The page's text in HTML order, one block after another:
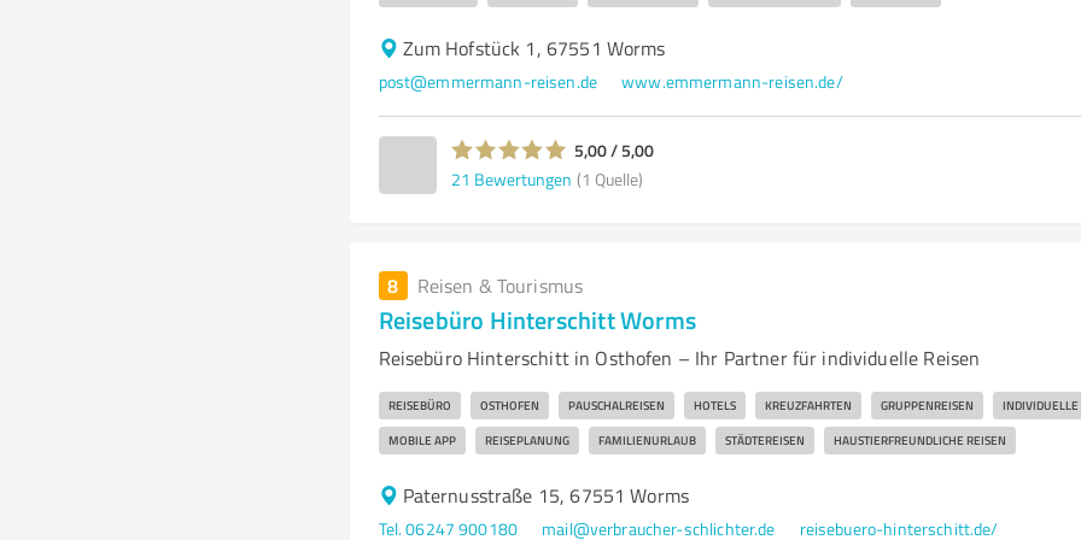
Zum Hofstück 1, 67551 Worms
post@emmermann-reisen.de www.emmermann-reisen.de/
5,00 / 5,00
21 Bewertungen (1 Quelle)
8 Reisen & Tourismus
Reisebüro Hinterschitt Worms
Reisebüro Hinterschitt in Osthofen – Ihr Partner für individuelle Reisen
REISEBÜRO OSTHOFEN PAUSCHALREISEN HOTELS KREUZFAHRTEN GRUPPENREISEN INDIVIDUELLE
MOBILE APP REISEPLANUNG FAMILIENURLAUB STÄDTEREISEN HAUSTIERFREUNDLICHE REISEN
Paternusstraße 15, 67551 Worms
Tel. 06247 900180 mail@verbraucher-schlichter.de reisebuero-hinterschitt.de/